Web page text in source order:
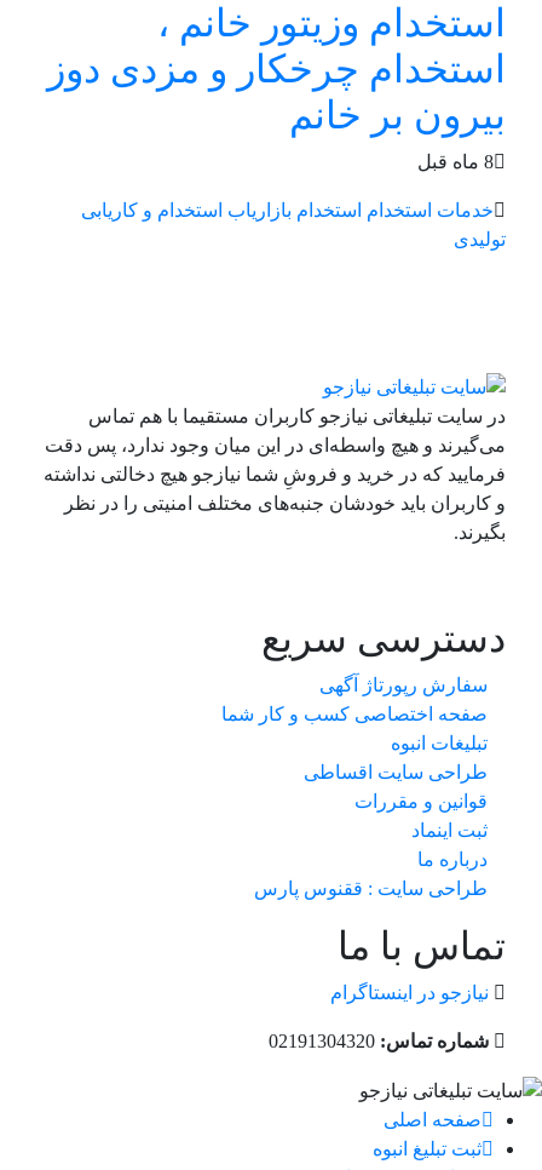
استخدام وزیتور خانم ،
استخدام چرخکار و مزدی دوز
بیرون بر خانم
8 ماه قبل
خدمات استخدام استخدام بازاریاب استخدام و کاریابی
تولیدی
در سایت تبلیغاتی نیازجو کاربران مستقیما با هم تماس
می‌گیرند و هیچ واسطه‌ای در این میان وجود ندارد، پس دقت
فرمایید که در خرید و فروشِ شما نیازجو هیچ دخالتی نداشته
و کاربران باید خودشان جنبه‌های مختلف امنیتی را در نظر
بگیرند.
دسترسی سریع
سفارش رپورتاژ آگهی
صفحه اختصاصی کسب و کار شما
تبلیغات انبوه
طراحی سایت اقساطی
قوانین و مقررات
ثبت اینماد
درباره ما
طراحی سایت : ققنوس پارس
تماس با ما
نیازجو در اینستاگرام
شماره تماس: 02191304320
صفحه اصلی
ثبت تبلیغ انبوه